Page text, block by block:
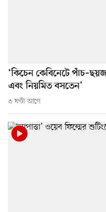
‘কিচেন কেবিনেটে
এবং নিয়মিত বসতেন’
৩ ঘণ্টা আগে